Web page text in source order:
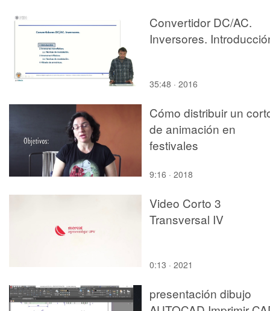
Convertidor DC/AC.
Inversores.
35:48 · 2016
Cómo distribuir un
de animación en
festivales
9:16 · 2018
Video Corto 3
Transversal IV
0:13 · 2021
presentación dibujo